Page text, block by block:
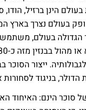
הינן ברזיל, הודו,
שמופק בעולם נצרך בארץ
הגדולה בעולם,
ייצור הסוכר
בניגוד לסחורות
סוכר הינם: האיחוד